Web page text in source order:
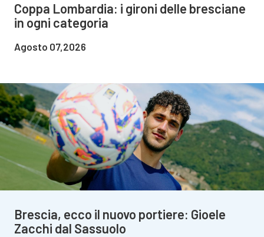
Coppa Lombardia: i gironi delle bresciane
in ogni categoria
Agosto 07,2026
Brescia, ecco il nuovo portiere: Gioele
Zacchi dal Sassuolo